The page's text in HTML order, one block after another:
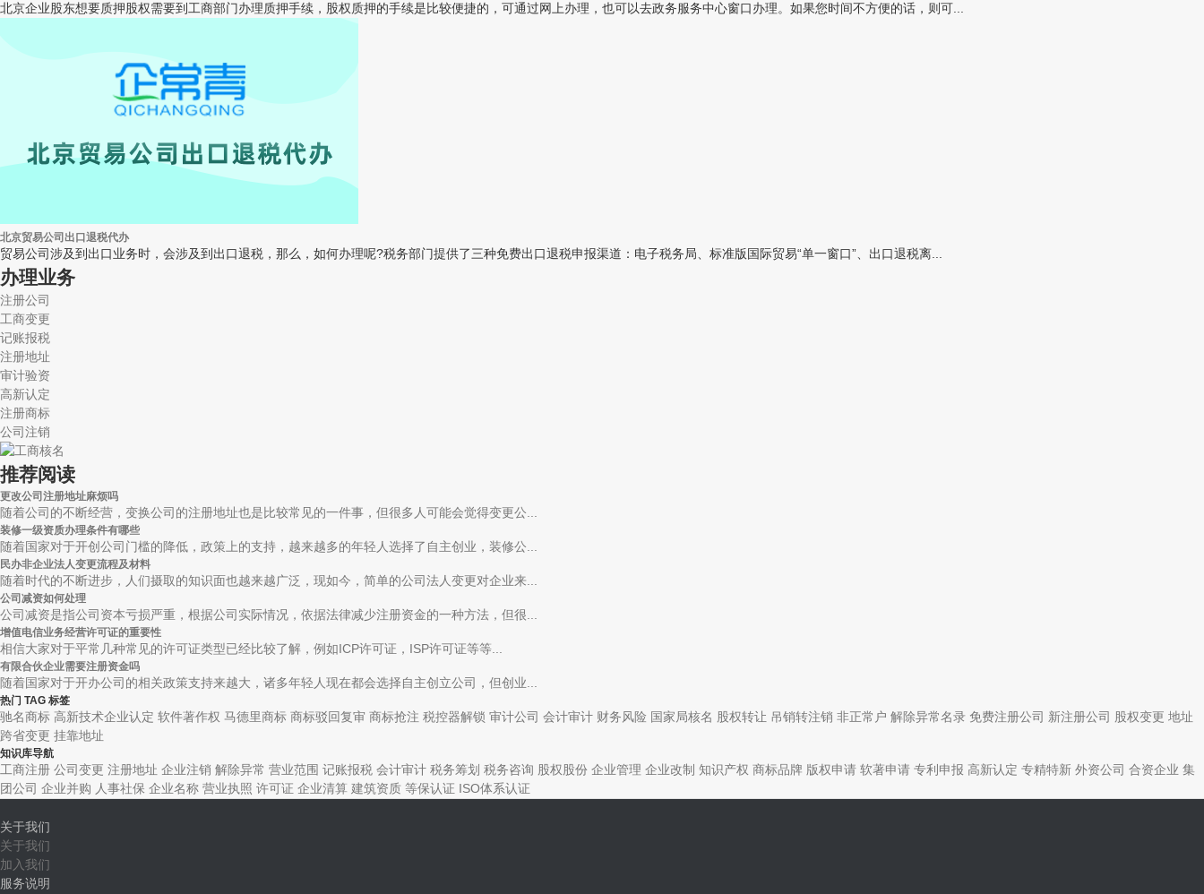
北京企业股东想要质押股权需要到工商部门办理质押手续，股权质押的手续是比较便捷的，可通过网上办理，也可以去政务服务中心窗口办理。如果您时间不方便的话，则可...
北京贸易公司出口退税代办
贸易公司涉及到出口业务时，会涉及到出口退税，那么，如何办理呢?税务部门提供了三种免费出口退税申报渠道：电子税务局、标准版国际贸易“单一窗口”、出口退税离...
办理业务
注册公司
工商变更
记账报税
注册地址
审计验资
高新认定
注册商标
公司注销
推荐阅读
更改公司注册地址麻烦吗
随着公司的不断经营，变换公司的注册地址也是比较常见的一件事，但很多人可能会觉得变更公...
装修一级资质办理条件有哪些
随着国家对于开创公司门槛的降低，政策上的支持，越来越多的年轻人选择了自主创业，装修公...
民办非企业法人变更流程及材料
随着时代的不断进步，人们摄取的知识面也越来越广泛，现如今，简单的公司法人变更对企业来...
公司减资如何处理
公司减资是指公司资本亏损严重，根据公司实际情况，依据法律减少注册资金的一种方法，但很...
增值电信业务经营许可证的重要性
相信大家对于平常几种常见的许可证类型已经比较了解，例如ICP许可证，ISP许可证等等...
有限合伙企业需要注册资金吗
随着国家对于开办公司的相关政策支持来越大，诸多年轻人现在都会选择自主创立公司，但创业...
热门 TAG 标签
驰名商标 高新技术企业认定 软件著作权 马德里商标 商标驳回复审 商标抢注 税控器解锁 审计公司 会计审计 财务风险 国家局核名 股权转让 吊销转注销 非正常户 解除异常名录 免费注册公司 新注册公司 股权变更 地址
跨省变更 挂靠地址
知识库导航
工商注册 公司变更 注册地址 企业注销 解除异常 营业范围 记账报税 会计审计 税务筹划 税务咨询 股权股份 企业管理 企业改制 知识产权 商标品牌 版权申请 软著申请 专利申报 高新认定 专精特新 外资公司 合资企业 集
团公司 企业并购 人事社保 企业名称 营业执照 许可证 企业清算 建筑资质 等保认证 ISO体系认证
关于我们
关于我们
加入我们
服务说明